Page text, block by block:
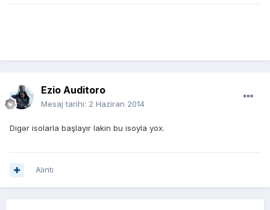
Ezio Auditoro
Mesaj tarihi: 2 Haziran 2014
Digər isolarla başlayır lakin bu isoyla yox.
Alıntı